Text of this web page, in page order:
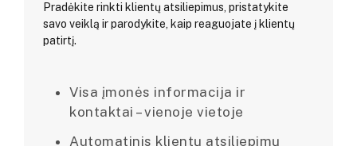
Pradėkite rinkti klientų atsiliepimus, pristatykite
savo veiklą ir parodykite, kaip reaguojate į klientų
patirtį.
Visa įmonės informacija ir
kontaktai – vienoje vietoje
Automatinis klientų atsiliepimų